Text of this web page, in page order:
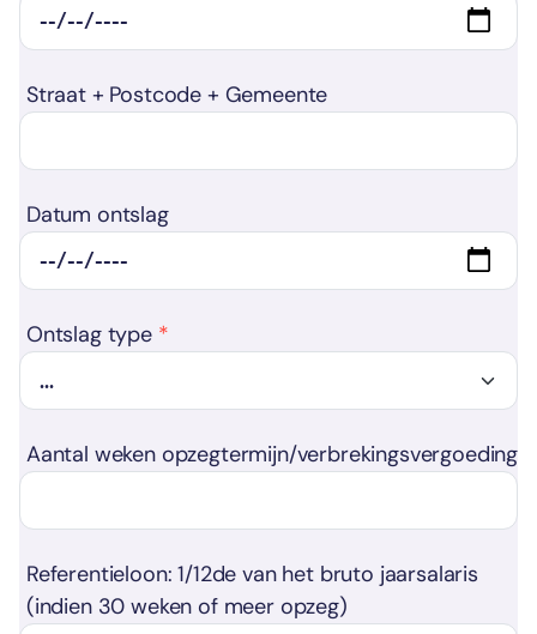
Straat + Postcode + Gemeente
Datum ontslag
Ontslag type
Aantal weken opzegtermijn/verbrekingsvergoeding
Referentieloon: 1/12de van het bruto jaarsalaris
(indien 30 weken of meer opzeg)